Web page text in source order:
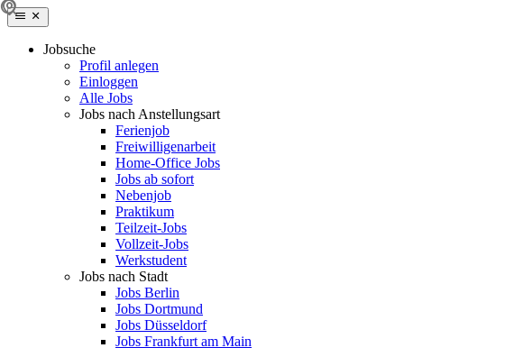
Jobsuche
Profil anlegen
Einloggen
Alle Jobs
Jobs nach Anstellungsart
Ferienjob
Freiwilligenarbeit
Home-Office Jobs
Jobs ab sofort
Nebenjob
Praktikum
Teilzeit-Jobs
Vollzeit-Jobs
Werkstudent
Jobs nach Stadt
Jobs Berlin
Jobs Dortmund
Jobs Düsseldorf
Jobs Frankfurt am Main